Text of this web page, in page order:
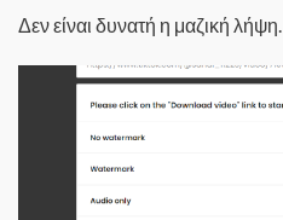
Δεν είναι δυνατή η μαζική λήψη.